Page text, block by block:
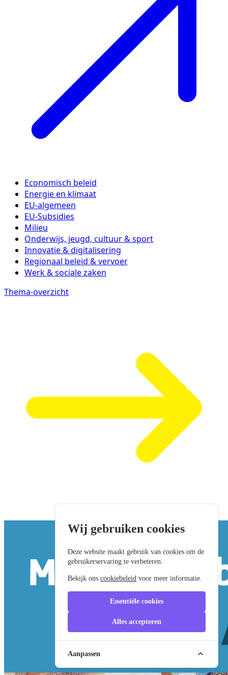
Economisch beleid
Energie en klimaat
EU-algemeen
EU-Subsidies
Milieu
Onderwijs, jeugd, cultuur & sport
Innovatie & digitalisering
Regionaal beleid & vervoer
Werk & sociale zaken
Thema-overzicht
Wij gebruiken cookies
Deze website maakt gebruik van cookies om de
gebruikerservaring te verbeteren.
Bekijk onscookiebeleid voor meer informatie.
Essentiële cookies
Alles accepteren
Aanpassen